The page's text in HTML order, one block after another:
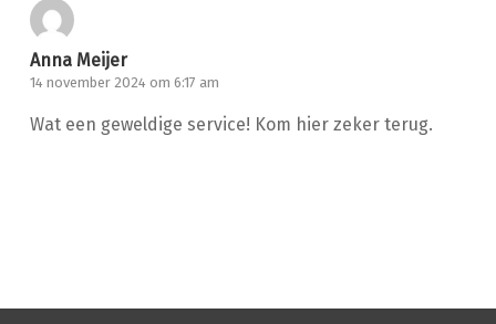
Anna Meijer
14 november 2024 om 6:17 am
Wat een geweldige service! Kom hier zeker terug.